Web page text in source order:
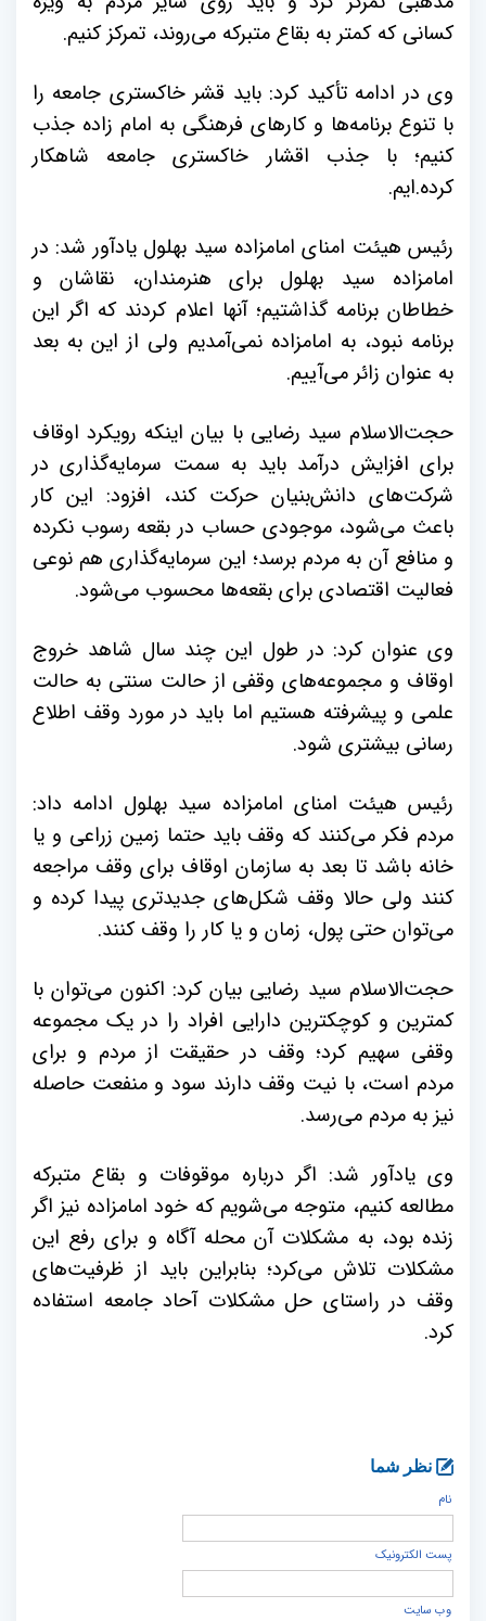
کسانی که کمتر به بقاع متبرکه می‌روند، تمرکز کنیم.
وی در ادامه تأکید کرد: باید قشر خاکستری جامعه را
با تنوع برنامه‌ها و کارهای فرهنگی به امام زاده جذب
کنیم؛ با جذب اقشار خاکستری جامعه شاهکار
کرده.ایم.
رئیس هیئت امنای امامزاده سید بهلول یادآور شد: در
امامزاده سید بهلول برای هنرمندان، نقاشان و
خطاطان برنامه گذاشتیم؛ آنها اعلام کردند که اگر این
برنامه نبود، به امامزاده نمی‌آمدیم ولی از این به بعد
به عنوان زائر می‌آییم.
حجت‌الاسلام سید رضایی با بیان اینکه رویکرد اوقاف
برای افزایش درآمد باید به سمت سرمایه‌گذاری در
شرکت‌های دانش‌بنیان حرکت کند، افزود: این کار
باعث می‌شود، موجودی حساب در بقعه رسوب نکرده
و منافع آن به مردم برسد؛ این سرمایه‌گذاری هم نوعی
فعالیت اقتصادی برای بقعه‌ها محسوب می‌شود.
وی عنوان کرد: در طول این چند سال شاهد خروج
اوقاف و مجموعه‌های وقفی از حالت سنتی به حالت
علمی و پیشرفته هستیم اما باید در مورد وقف اطلاع
رسانی بیشتری شود.
رئیس هیئت امنای امامزاده سید بهلول ادامه داد:
مردم فکر می‌کنند که وقف باید حتما زمین زراعی و یا
خانه باشد تا بعد به سازمان اوقاف برای وقف مراجعه
کنند ولی حالا وقف شکل‌های جدیدتری پیدا کرده و
می‌توان حتی پول، زمان و یا کار را وقف کنند.
حجت‌الاسلام سید رضایی بیان کرد: اکنون می‌توان با
کمترین و کوچکترین دارایی افراد را در یک مجموعه
وقفی سهیم کرد؛ وقف در حقیقت از مردم و برای
مردم است، با نیت وقف دارند سود و منفعت حاصله
نیز به مردم می‌رسد.
وی یادآور شد: اگر درباره موقوفات و بقاع متبرکه
مطالعه کنیم، متوجه می‌شویم که خود امامزاده نیز اگر
زنده بود، به مشکلات آن محله آگاه و برای رفع این
مشکلات تلاش می‌کرد؛ بنابراین باید از ظرفیت‌های
وقف در راستای حل مشکلات آحاد جامعه استفاده
کرد.
نظر شما
نام
پست الكترونيک
وب سایت